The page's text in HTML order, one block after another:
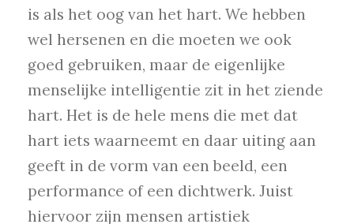
is als het oog van het hart. We hebben
wel hersenen en die moeten we ook
goed gebruiken, maar de eigenlijke
menselijke intelligentie zit in het ziende
hart. Het is de hele mens die met dat
hart iets waarneemt en daar uiting aan
geeft in de vorm van een beeld, een
performance of een dichtwerk. Juist
hiervoor zijn mensen artistiek